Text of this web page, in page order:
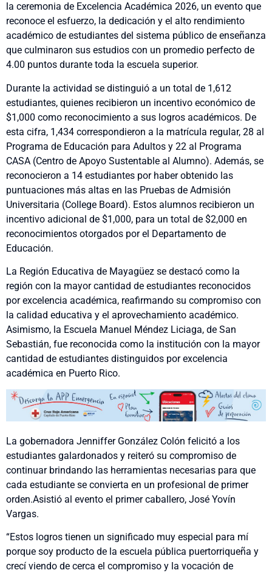
la ceremonia de Excelencia Académica 2026, un evento que
reconoce el esfuerzo, la dedicación y el alto rendimiento
académico de estudiantes del sistema público de enseñanza
que culminaron sus estudios con un promedio perfecto de
4.00 puntos durante toda la escuela superior.
Durante la actividad se distinguió a un total de 1,612
estudiantes, quienes recibieron un incentivo económico de
$1,000 como reconocimiento a sus logros académicos. De
esta cifra, 1,434 correspondieron a la matrícula regular, 28 al
Programa de Educación para Adultos y 22 al Programa
CASA (Centro de Apoyo Sustentable al Alumno). Además, se
reconocieron a 14 estudiantes por haber obtenido las
puntuaciones más altas en las Pruebas de Admisión
Universitaria (College Board). Estos alumnos recibieron un
incentivo adicional de $1,000, para un total de $2,000 en
reconocimientos otorgados por el Departamento de
Educación.
La Región Educativa de Mayagüez se destacó como la
región con la mayor cantidad de estudiantes reconocidos
por excelencia académica, reafirmando su compromiso con
la calidad educativa y el aprovechamiento académico.
Asimismo, la Escuela Manuel Méndez Liciaga, de San
Sebastián, fue reconocida como la institución con la mayor
cantidad de estudiantes distinguidos por excelencia
académica en Puerto Rico.
La gobernadora Jenniffer González Colón felicitó a los
estudiantes galardonados y reiteró su compromiso de
continuar brindando las herramientas necesarias para que
cada estudiante se convierta en un profesional de primer
orden.Asistió al evento el primer caballero, José Yovín
Vargas.
“Estos logros tienen un significado muy especial para mí
porque soy producto de la escuela pública puertorriqueña y
crecí viendo de cerca el compromiso y la vocación de